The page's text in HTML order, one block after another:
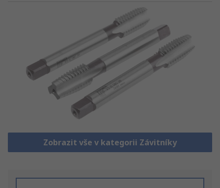
Zobrazit vše v kategorii Závitníky